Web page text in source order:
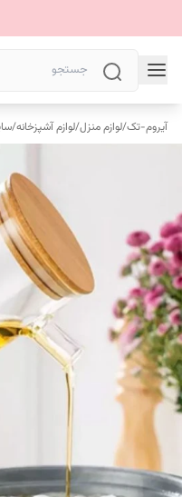
آیروم-تک/لوازم منزل/لوازم آشپزخانه/